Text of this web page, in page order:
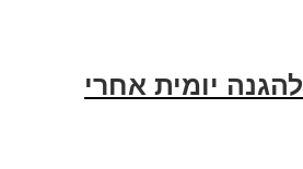
ד"ר נונה DND להגנה יומית אחרי